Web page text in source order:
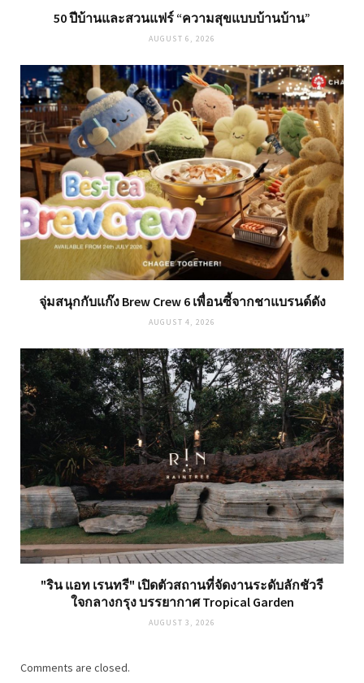
50 ปีบ้านและสวนแฟร์ “ความสุขแบบบ้านบ้าน”
AUGUST 6, 2026
จุ่มสนุกกับแก๊ง Brew Crew 6 เพื่อนซี้จากชาแบรนด์ดัง
AUGUST 4, 2026
"ริน แอท เรนทรี" เปิดตัวสถานที่จัดงานระดับลักชัวรี
ใจกลางกรุง บรรยากาศ Tropical Garden
AUGUST 3, 2026
Comments are closed.